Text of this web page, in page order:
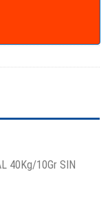
40Kg/10Gr SIN